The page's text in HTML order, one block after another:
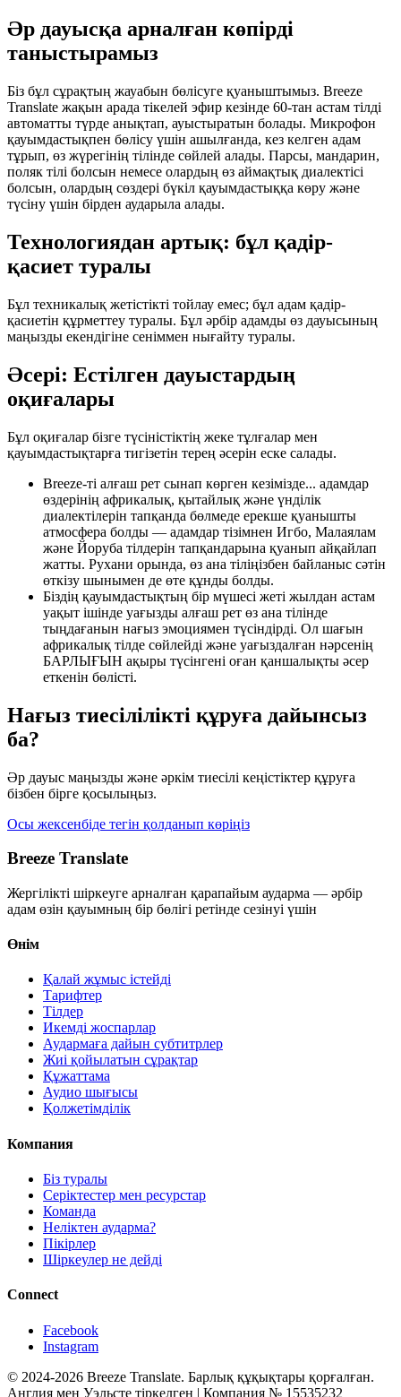
Әр дауысқа арналған көпірді
таныстырамыз
Біз бұл сұрақтың жауабын бөлісуге қуаныштымыз. Breeze
Translate жақын арада тікелей эфир кезінде 60-тан астам тілді
автоматты түрде анықтап, ауыстыратын болады. Микрофон
қауымдастықпен бөлісу үшін ашылғанда, кез келген адам
тұрып, өз жүрегінің тілінде сөйлей алады. Парсы, мандарин,
поляк тілі болсын немесе олардың өз аймақтық диалектісі
болсын, олардың сөздері бүкіл қауымдастыққа көру және
түсіну үшін бірден аударыла алады.
Технологиядан артық: бұл қадір-
қасиет туралы
Бұл техникалық жетістікті тойлау емес; бұл адам қадір-
қасиетін құрметтеу туралы. Бұл әрбір адамды өз дауысының
маңызды екендігіне сеніммен нығайту туралы.
Әсері: Естілген дауыстардың
оқиғалары
Бұл оқиғалар бізге түсіністіктің жеке тұлғалар мен
қауымдастықтарға тигізетін терең әсерін еске салады.
Breeze-ті алғаш рет сынап көрген кезімізде... адамдар
өздерінің африкалық, қытайлық және үнділік
диалектілерін тапқанда бөлмеде ерекше қуанышты
атмосфера болды — адамдар тізімнен Игбо, Малаялам
және Йоруба тілдерін тапқандарына қуанып айқайлап
жатты. Рухани орында, өз ана тіліңізбен байланыс сәтін
өткізу шынымен де өте құнды болды.
Біздің қауымдастықтың бір мүшесі жеті жылдан астам
уақыт ішінде уағызды алғаш рет өз ана тілінде
тыңдағанын нағыз эмоциямен түсіндірді. Ол шағын
африкалық тілде сөйлейді және уағыздалған нәрсенің
БАРЛЫҒЫН ақыры түсінгені оған қаншалықты әсер
еткенін бөлісті.
Нағыз тиесілілікті құруға дайынсыз
ба?
Әр дауыс маңызды және әркім тиесілі кеңістіктер құруға
бізбен бірге қосылыңыз.
Осы жексенбіде тегін қолданып көріңіз
Breeze Translate
Жергілікті шіркеуге арналған қарапайым аударма — әрбір
адам өзін қауымның бір бөлігі ретінде сезінуі үшін
Өнім
Қалай жұмыс істейді
Тарифтер
Тілдер
Икемді жоспарлар
Аудармаға дайын субтитрлер
Жиі қойылатын сұрақтар
Құжаттама
Аудио шығысы
Қолжетімділік
Компания
Біз туралы
Серіктестер мен ресурстар
Команда
Неліктен аударма?
Пікірлер
Шіркеулер не дейді
Connect
Facebook
Instagram
© 2024-2026 Breeze Translate. Барлық құқықтары қорғалған.
Англия мен Уэльсте тіркелген | Компания № 15535232